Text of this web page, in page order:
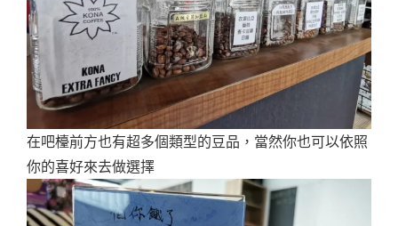
在吧檯前方也有超多個類型的豆品，當然你也可以依照
你的喜好來去做選擇